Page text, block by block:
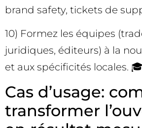
brand safety, tickets de
10) Formez les équipes
juridiques, éditeurs) à la
et aux spécificités locales. 🎓
Cas d’usage:
transformer